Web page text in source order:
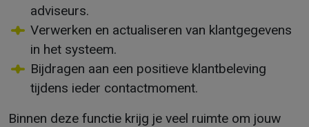
adviseurs.
Verwerken en actualiseren van klantgegevens
in het systeem.
Bijdragen aan een positieve klantbeleving
tijdens ieder contactmoment.
Binnen deze functie krijg je veel ruimte om jouw